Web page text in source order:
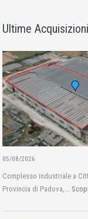
Ultime Acquisizioni
05/08/2026
Complesso industriale a
Provincia di Padova,...